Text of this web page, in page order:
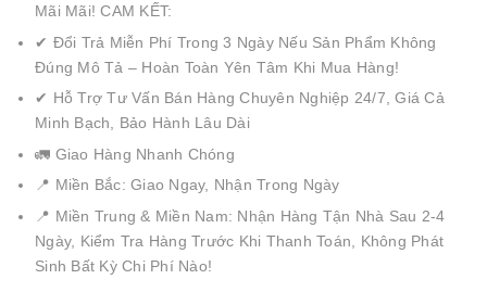
Mãi Mãi! CAM KẾT:
✔ Đổi Trả Miễn Phí Trong 3 Ngày Nếu Sản Phẩm Không
Đúng Mô Tả – Hoàn Toàn Yên Tâm Khi Mua Hàng!
✔ Hỗ Trợ Tư Vấn Bán Hàng Chuyên Nghiệp 24/7, Giá Cả
Minh Bạch, Bảo Hành Lâu Dài
🚛 Giao Hàng Nhanh Chóng
📍 Miền Bắc: Giao Ngay, Nhận Trong Ngày
📍 Miền Trung & Miền Nam: Nhận Hàng Tận Nhà Sau 2-4
Ngày, Kiểm Tra Hàng Trước Khi Thanh Toán, Không Phát
Sinh Bất Kỳ Chi Phí Nào!